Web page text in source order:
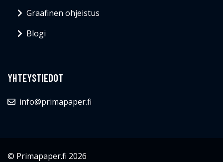
Graafinen ohjeistus
Blogi
YHTEYSTIEDOT
info@primapaper.fi
© Primapaper.fi 2026